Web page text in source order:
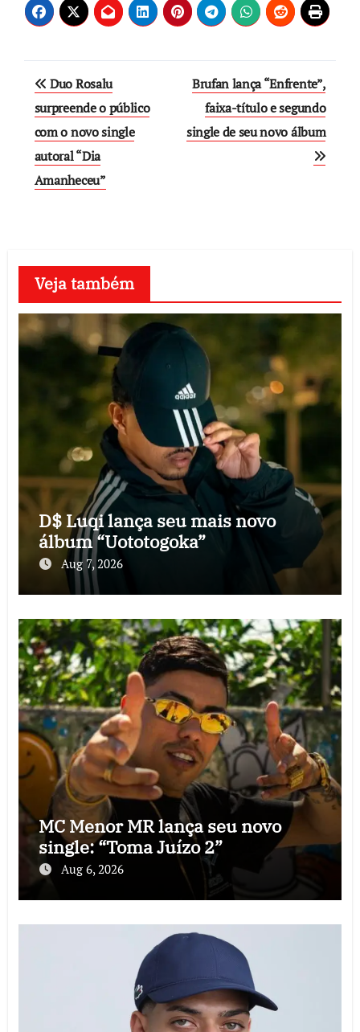
Post
navigation
Duo Rosalu
surpreende o público
com o novo single
autoral “Dia
Amanheceu”
Brufan lança “Enfrente”,
faixa-título e segundo
single de seu novo álbum
Veja também
D$ Luqi lança seu mais novo
álbum “Uototogoka”
Aug 7, 2026
MC Menor MR lança seu novo
single: “Toma Juízo 2”
Aug 6, 2026